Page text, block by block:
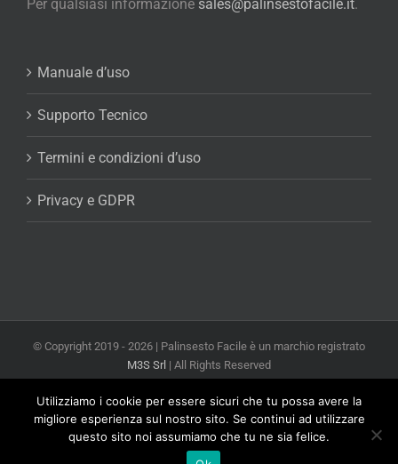
Per qualsiasi informazione sales@palinsestofacile.it.
Manuale d’uso
Supporto Tecnico
Termini e condizioni d’uso
Privacy e GDPR
© Copyright 2019 - 2026 | Palinsesto Facile è un marchio registrato
M3S Srl | All Rights Reserved
Facebook
X YouTube
Email
Utilizziamo i cookie per essere sicuri che tu possa avere la
migliore esperienza sul nostro sito. Se continui ad utilizzare
questo sito noi assumiamo che tu ne sia felice.